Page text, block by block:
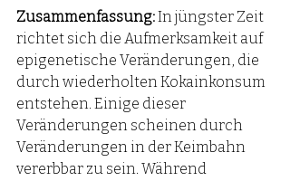
Zusammenfassung: In jüngster Zeit
richtet sich die Aufmerksamkeit auf
epigenetische Veränderungen, die
durch wiederholten Kokainkonsum
entstehen. Einige dieser
Veränderungen scheinen durch
Veränderungen in der Keimbahn
vererbbar zu sein. Während